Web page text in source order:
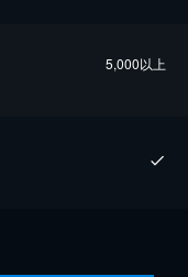
5,000以上